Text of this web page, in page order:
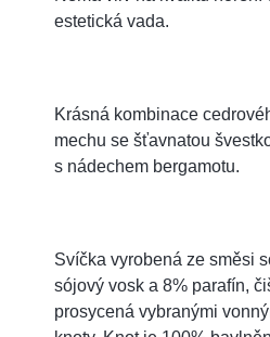
estetická vada.
Krásná kombinace
mechu se šťavnatou
s nádechem bergamotu.
Svíčka vyrobená ze směsi
sójový vosk a 8% parafín,
prosycená vybranými